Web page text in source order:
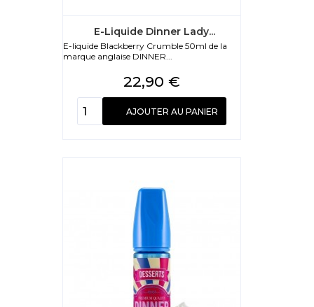
E-Liquide Dinner Lady...
E-liquide Blackberry Crumble 50ml de la
marque anglaise DINNER...
Prix
22,90 €
AJOUTER AU PANIER